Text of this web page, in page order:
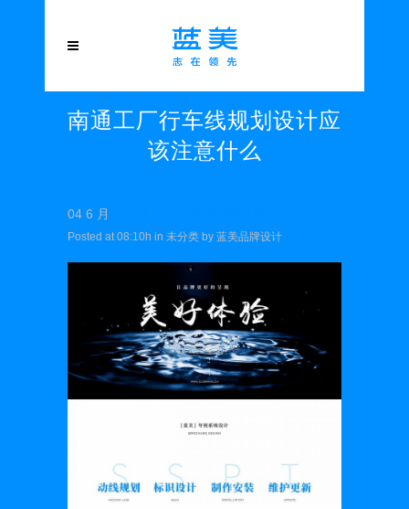
南通工厂行车线规划设计应
该注意什么
04 6 月
Posted at 08:10h in 未分类 by 蓝美品牌设计